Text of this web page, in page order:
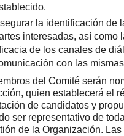
la identificación de
interesadas, así como
de los canales de
con las
del Comité serán
quien establecerá el
de candidatos y
ser representativo de
de la Organización.